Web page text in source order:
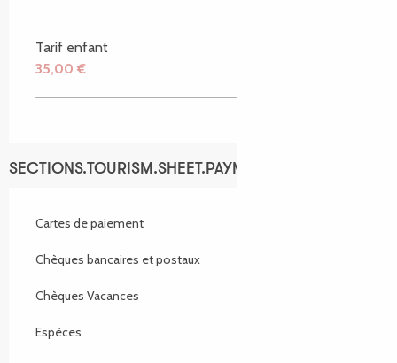
Tarif enfant
35,00 €
SECTIONS.TOURISM.SHEET.PAYMENTS_METHODS
Cartes de paiement
Chèques bancaires et postaux
Chèques Vacances
Espèces